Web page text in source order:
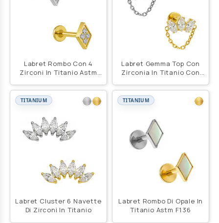
Labret Rombo Con 4
Zirconi In Titanio Astm
Labret Gemma Top Con
Zirconia In Titanio Con
TITANIUM
Labret Cluster 6 Navette
Di Zirconi In Titanio
TITANIUM
Labret Rombo Di Opale In
Titanio Astm F136